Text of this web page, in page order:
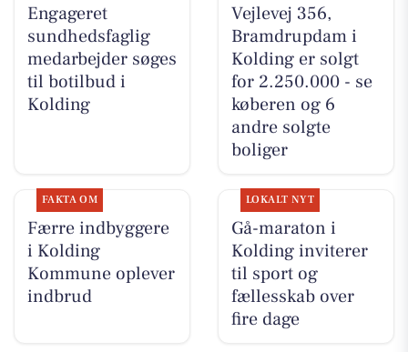
Engageret
sundhedsfaglig
medarbejder søges
til botilbud i
Kolding
Vejlevej 356,
Bramdrupdam i
Kolding er solgt
for 2.250.000 - se
køberen og 6
andre solgte
boliger
FAKTA OM
Færre indbyggere
i Kolding
Kommune oplever
indbrud
LOKALT NYT
Gå-maraton i
Kolding inviterer
til sport og
fællesskab over
fire dage